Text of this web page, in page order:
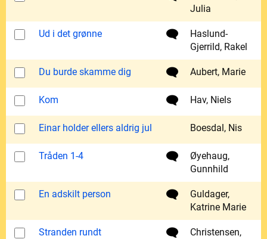
Julia
Ud i det grønne
Haslund-
Gjerrild, Rakel
Du burde skamme dig Aubert, Marie
Kom Hav, Niels
Einar holder ellers aldrig jul Boesdal, Nis
Tråden 1-4
Øyehaug,
Gunnhild
En adskilt person
Guldager,
Katrine Marie
Stranden rundt
Christensen,